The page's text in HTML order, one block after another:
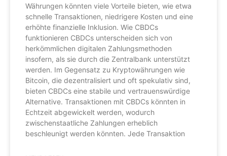
Währungen könnten viele Vorteile bieten, wie etwa
schnelle Transaktionen, niedrigere Kosten und eine
erhöhte finanzielle Inklusion. Wie CBDCs
funktionieren CBDCs unterscheiden sich von
herkömmlichen digitalen Zahlungsmethoden
insofern, als sie durch die Zentralbank unterstützt
werden. Im Gegensatz zu Kryptowährungen wie
Bitcoin, die dezentralisiert und oft spekulativ sind,
bieten CBDCs eine stabile und vertrauenswürdige
Alternative. Transaktionen mit CBDCs könnten in
Echtzeit abgewickelt werden, wodurch
zwischenstaatliche Zahlungen erheblich
beschleunigt werden könnten. Jede Transaktion